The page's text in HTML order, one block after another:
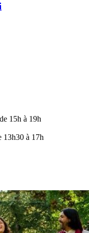
15h à 19h
13h30 à 17h